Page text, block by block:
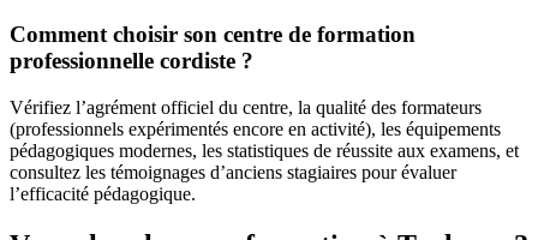
Comment choisir son centre de formation
professionnelle cordiste ?
Vérifiez l’agrément officiel du centre, la qualité des formateurs
(professionnels expérimentés encore en activité), les équipements
pédagogiques modernes, les statistiques de réussite aux examens, et
consultez les témoignages d’anciens stagiaires pour évaluer
l’efficacité pédagogique.